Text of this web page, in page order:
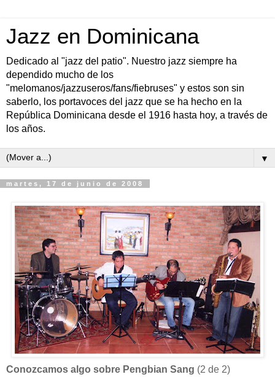
Jazz en Dominicana
Dedicado al "jazz del patio". Nuestro jazz siempre ha
dependido mucho de los
"melomanos/jazzuseros/fans/fiebruses" y estos son sin
saberlo, los portavoces del jazz que se ha hecho en la
República Dominicana desde el 1916 hasta hoy, a través de
los años.
▼
martes, 17 de junio de 2008
Conozcamos algo sobre Pengbian Sang (2 de 2)